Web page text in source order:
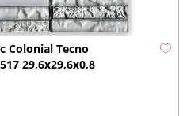
Colonial Tecno
29,6x29,6x0,8